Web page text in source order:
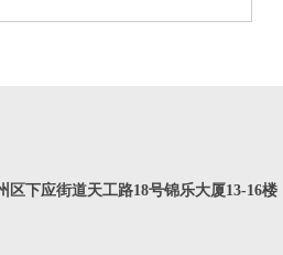
区下应街道天工路18号锦乐大厦13-16楼